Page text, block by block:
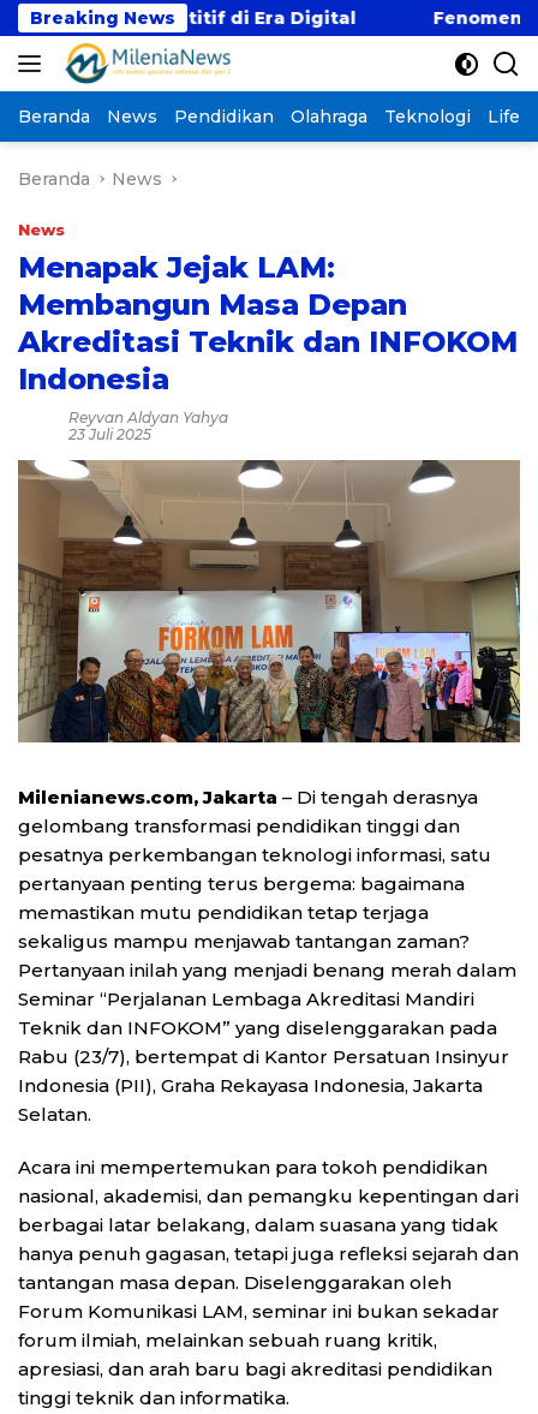
Langsung
ke
konten
Breaking News
Kompetitif di Era Digital Fenomena “Kabur
Beranda News Pendidikan Olahraga Teknologi
Beranda News
News
Menapak Jejak LAM:
Membangun Masa Depan
Akreditasi Teknik dan INFOKOM
Indonesia
Reyvan Aldyan Yahya
23 Juli 2025
Milenianews.com, Jakarta – Di tengah derasnya
gelombang transformasi pendidikan tinggi dan
pesatnya perkembangan teknologi informasi, satu
pertanyaan penting terus bergema: bagaimana
memastikan mutu pendidikan tetap terjaga
sekaligus mampu menjawab tantangan zaman?
Pertanyaan inilah yang menjadi benang merah dalam
Seminar “Perjalanan Lembaga Akreditasi Mandiri
Teknik dan INFOKOM” yang diselenggarakan pada
Rabu (23/7), bertempat di Kantor Persatuan Insinyur
Indonesia (PII), Graha Rekayasa Indonesia, Jakarta
Selatan.
Acara ini mempertemukan para tokoh pendidikan
nasional, akademisi, dan pemangku kepentingan dari
berbagai latar belakang, dalam suasana yang tidak
hanya penuh gagasan, tetapi juga refleksi sejarah dan
tantangan masa depan. Diselenggarakan oleh
Forum Komunikasi LAM, seminar ini bukan sekadar
forum ilmiah, melainkan sebuah ruang kritik,
apresiasi, dan arah baru bagi akreditasi pendidikan
tinggi teknik dan informatika.